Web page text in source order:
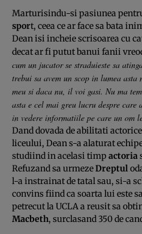
Marturisindu-si pasiunea
sport, ceea ce ar face sa bata
Dean isi incheie scrisoarea cu
decat ar fi putut banui fanii
cum un jucator se straduieste sa
trebui sa avem un scop in lumea asta
meu si daca nu, il voi gasi. Nu ma
asta e cel mai greu lucru despre
in vedere informatiile pe care un om
Dand dovada de abilitati
liceului, Dean s-a alaturat
studiind in acelasi timp actoria
Refuzand sa urmezeDreptul
l-a instrainat de tatal sau, si-a
convins fiind ca soarta lui este
petrecut la UCLA a reusit sa
Macbeth, surclasand 350 de